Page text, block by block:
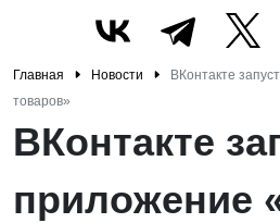
Главная Новости
ВКонтакте
товаров»
ВКонтакте
приложение